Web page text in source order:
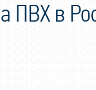
ПВХ в